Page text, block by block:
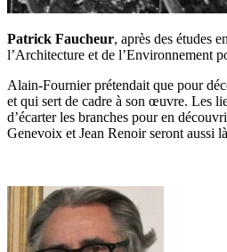
Patrick Faucheur, après des études
l’Architecture et de l’Environnement
Alain-Fournier prétendait que pour
et qui sert de cadre à son œuvre. Les
d’écarter les branches pour en
Genevoix et Jean Renoir seront aussi